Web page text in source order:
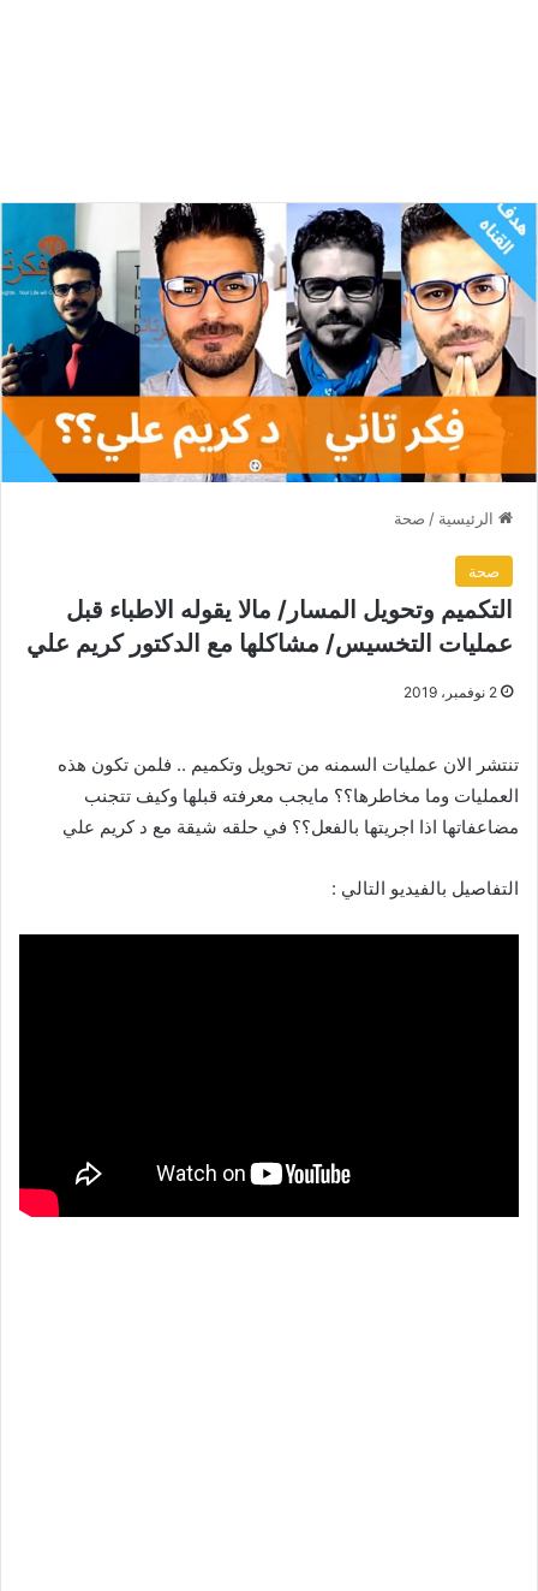
الرئيسية / صحة
صحة
التكميم وتحويل المسار/ مالا يقوله الاطباء قبل
عمليات التخسيس/ مشاكلها مع الدكتور كريم علي
2 نوفمبر، 2019
تنتشر الان عمليات السمنه من تحويل وتكميم .. فلمن تكون هذه
العمليات وما مخاطرها؟؟ مايجب معرفته قبلها وكيف تتجنب
مضاعفاتها اذا اجريتها بالفعل؟؟ في حلقه شيقة مع د كريم علي
التفاصيل بالفيديو التالي :